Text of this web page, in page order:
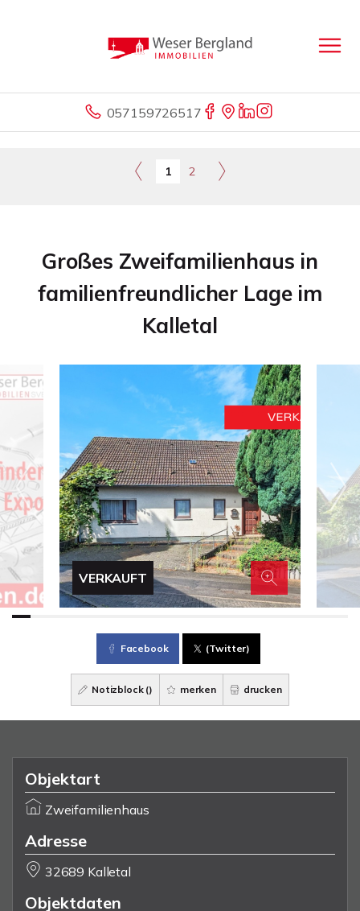
057159726517
1 2
Großes Zweifamilienhaus in
familienfreundlicher Lage im
Kalletal
VERKAUFT
Facebook (Twitter)
Notizblock () merken drucken
Objektart
Zweifamilienhaus
Adresse
32689 Kalletal
Objektdaten